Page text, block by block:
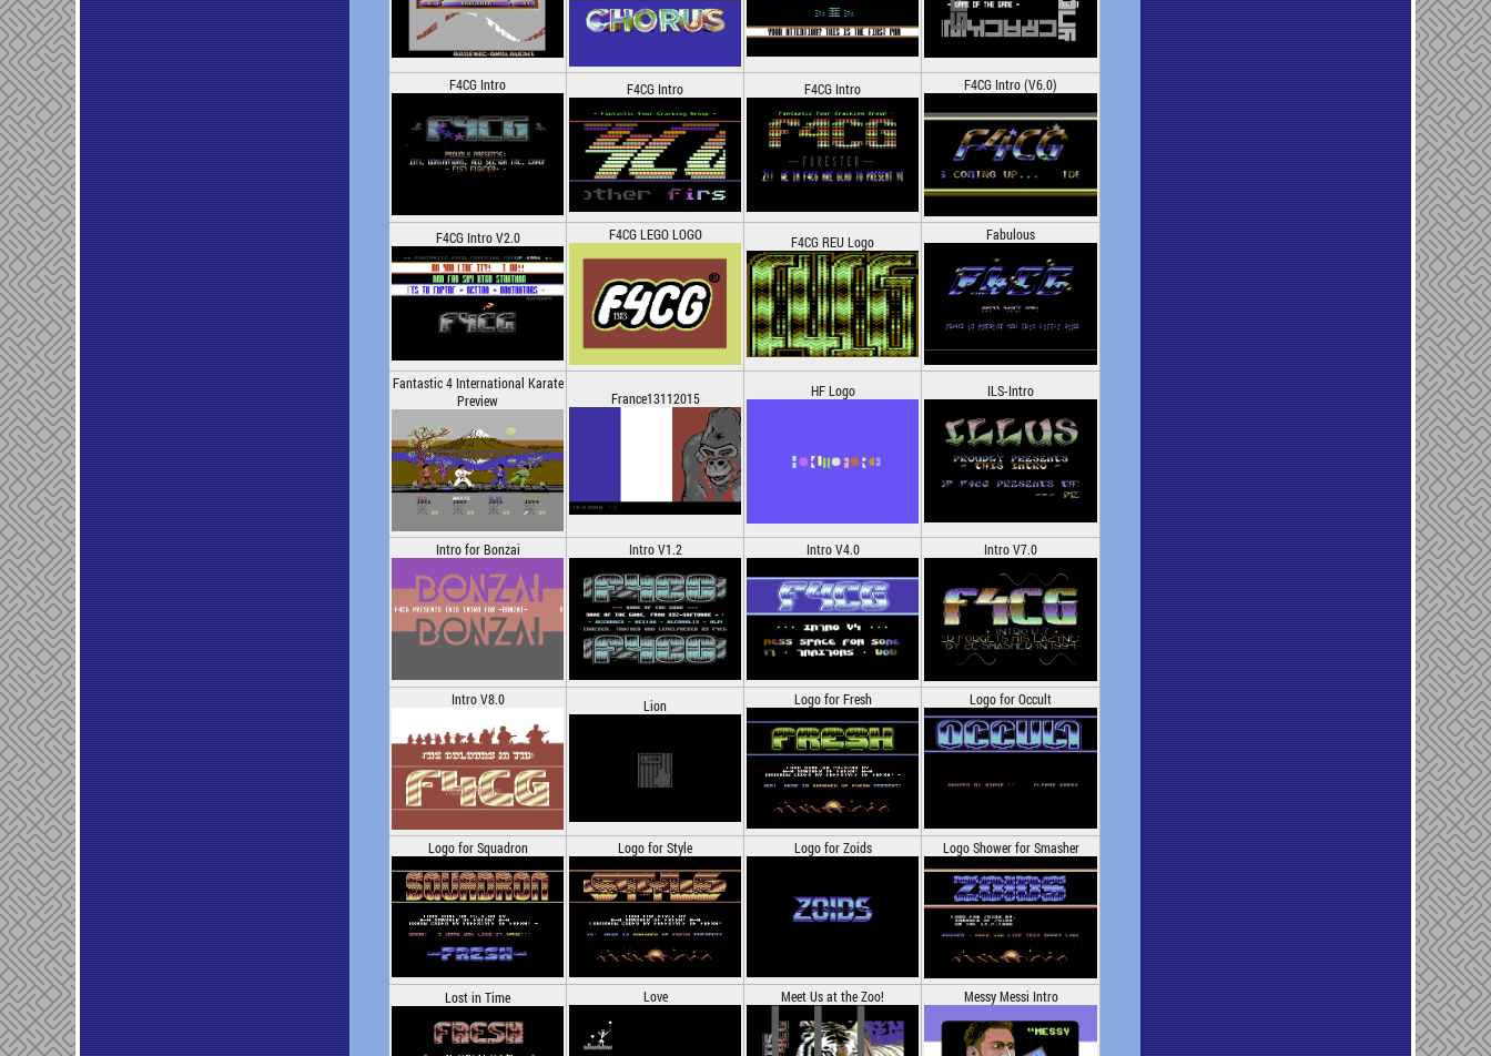
F4CG Intro F4CG Intro F4CG Intro F4CG Intro (V6.0)
F4CG Intro V2.0 F4CG LEGO LOGO F4CG REU Logo Fabulous
Fantastic 4 International Karate
Preview
France13112015 HF Logo ILS-Intro
Intro for Bonzai Intro V1.2 Intro V4.0 Intro V7.0
Intro V8.0 Lion Logo for Fresh Logo for Occult
Logo for Squadron Logo for Style Logo for Zoids Logo Shower for Smasher
Lost in Time Love Meet Us at the Zoo! Messy Messi Intro